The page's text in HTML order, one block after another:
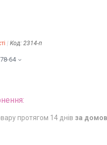
Код: 2314-п
64
протягом 14 днів за